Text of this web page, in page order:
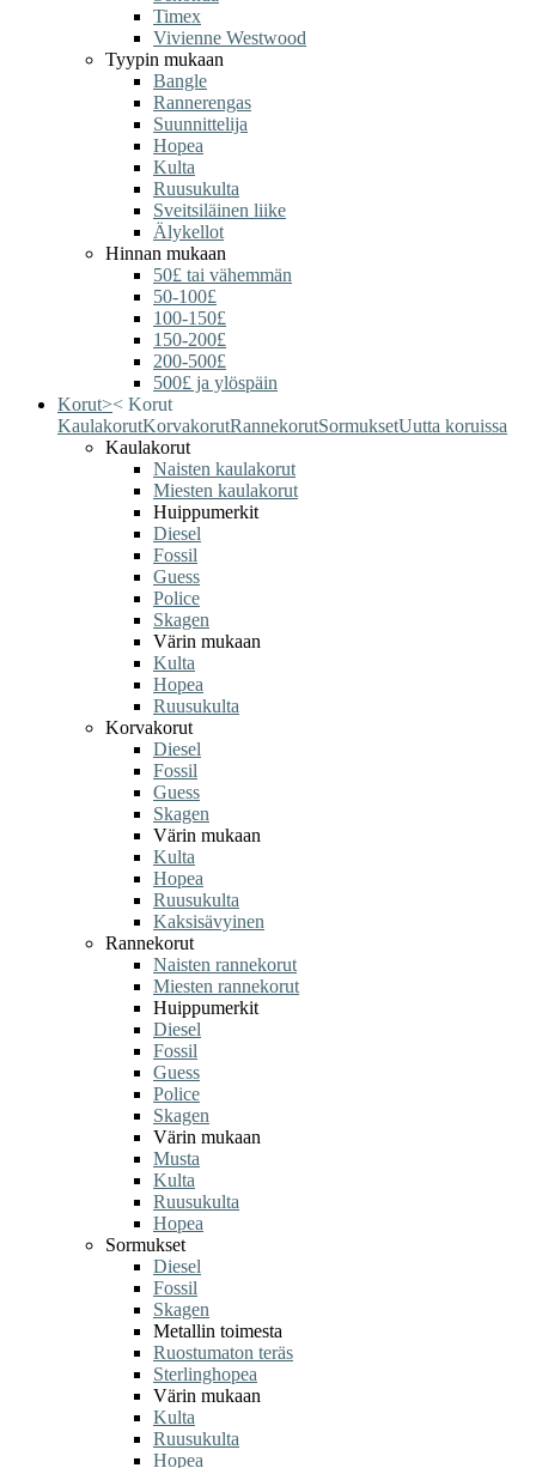
Timex
Vivienne Westwood
Tyypin mukaan
Bangle
Rannerengas
Suunnittelija
Hopea
Kulta
Ruusukulta
Sveitsiläinen liike
Älykellot
Hinnan mukaan
50£ tai vähemmän
50-100£
100-150£
150-200£
200-500£
500£ ja ylöspäin
Korut>< Korut
KaulakorutKorvakorutRannekorutSormuksetUutta koruissa
Kaulakorut
Naisten kaulakorut
Miesten kaulakorut
Huippumerkit
Diesel
Fossil
Guess
Police
Skagen
Värin mukaan
Kulta
Hopea
Ruusukulta
Korvakorut
Diesel
Fossil
Guess
Skagen
Värin mukaan
Kulta
Hopea
Ruusukulta
Kaksisävyinen
Rannekorut
Naisten rannekorut
Miesten rannekorut
Huippumerkit
Diesel
Fossil
Guess
Police
Skagen
Värin mukaan
Musta
Kulta
Ruusukulta
Hopea
Sormukset
Diesel
Fossil
Skagen
Metallin toimesta
Ruostumaton teräs
Sterlinghopea
Värin mukaan
Kulta
Ruusukulta
Hopea